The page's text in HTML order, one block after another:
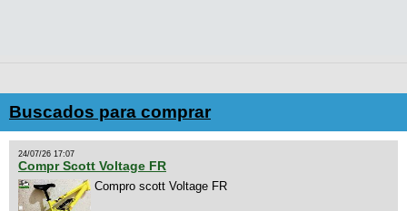
Buscados para comprar
24/07/26 17:07
Compr Scott Voltage FR
Compro scott Voltage FR